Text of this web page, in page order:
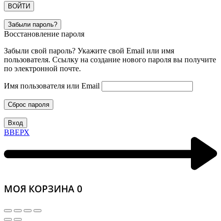
ВОЙТИ
Забыли пароль?
Восстановление пароля
Забыли свой пароль? Укажите свой Email или имя
пользователя. Ссылку на создание нового пароля вы получите
по электронной почте.
Имя пользователя или Email
Сброс пароля
Вход
ВВЕРХ
МОЯ КОРЗИНА 0